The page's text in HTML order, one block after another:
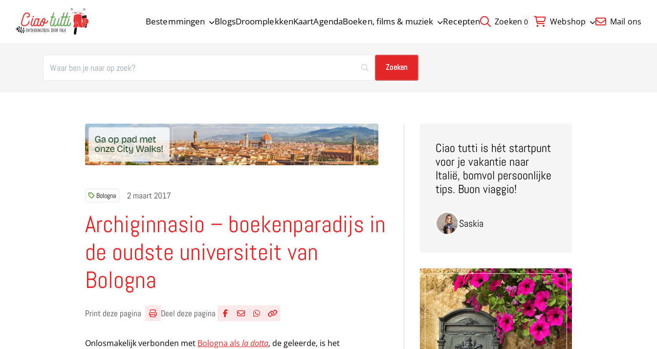
Bestemmingen BlogsDroomplekkenKaartAgendaBoeken, films & muziek Recepten Zoeken 0 Webshop Mail ons
Bologna 2 maart 2017
Archiginnasio – boekenparadijs in
de oudste universiteit van
Bologna
Print deze pagina
Deel deze pagina
Onlosmakelijk verbonden met Bologna alsla dotta, de geleerde, is het
Ciao tutti is hét startpunt
voor je vakantie naar
Italië, bomvol persoonlijke
tips. Buon viaggio!
Saskia